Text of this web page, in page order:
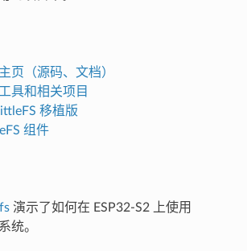
页（源码、文档）
具和相关项目
移植版
组件
演示了如何在 ESP32-S2 上使用
统。